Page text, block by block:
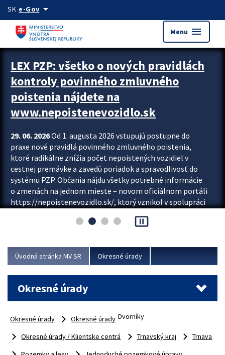
Preskocit na hlavný obsah
SK e-Govarrow_drop_down
Menu menu
Zastavit automatický posun upútavok
LEX PZP: všetko o nových pravidlách
kontroly povinného zmluvného
poistenia nájdete na
www.nepoistenevozidlo.sk
29. 06. 2026Od 1. augusta 2026 vstupujú postupne do
praxe nové pravidlá povinného zmluvného poistenia,
ktoré radikálne znížia počet nepoistených vozidiel v
cestnej premávke a zavedú poriadok a spravodlivosť do
systému PZP. Občania nájdu všetky potrebné informácie
o zmenách na jednom mieste – novom oficiálnom portáli
https://nepoistenevozidlo.sk/, ktorý vznikol v spolupráci
asociácie poisťovní (SLASPO) a Ministerstva vnútra SR.
Viac
pause_presentation
Úvodná stránka MV SR Okresné úrady
Okresné úrady
Okresné úrady
Okresné úrady
Okresné úrady / Klientske centrá
Trnavský kraj
Trnava
Dvorníky